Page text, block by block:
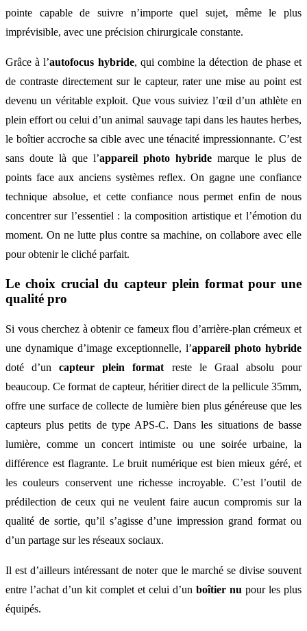
pointe capable de suivre n’importe quel sujet, même le plus
imprévisible, avec une précision chirurgicale constante.
Grâce à l’autofocus hybride, qui combine la détection de phase et
de contraste directement sur le capteur, rater une mise au point est
devenu un véritable exploit. Que vous suiviez l’œil d’un athlète en
plein effort ou celui d’un animal sauvage tapi dans les hautes herbes,
le boîtier accroche sa cible avec une ténacité impressionnante. C’est
sans doute là que l’appareil photo hybride marque le plus de
points face aux anciens systèmes reflex. On gagne une confiance
technique absolue, et cette confiance nous permet enfin de nous
concentrer sur l’essentiel : la composition artistique et l’émotion du
moment. On ne lutte plus contre sa machine, on collabore avec elle
pour obtenir le cliché parfait.
Le choix crucial du capteur plein format pour une
qualité pro
Si vous cherchez à obtenir ce fameux flou d’arrière-plan crémeux et
une dynamique d’image exceptionnelle, l’appareil photo hybride
doté d’uncapteur plein format reste le Graal absolu pour
beaucoup. Ce format de capteur, héritier direct de la pellicule 35mm,
offre une surface de collecte de lumière bien plus généreuse que les
capteurs plus petits de type APS-C. Dans les situations de basse
lumière, comme un concert intimiste ou une soirée urbaine, la
différence est flagrante. Le bruit numérique est bien mieux géré, et
les couleurs conservent une richesse incroyable. C’est l’outil de
prédilection de ceux qui ne veulent faire aucun compromis sur la
qualité de sortie, qu’il s’agisse d’une impression grand format ou
d’un partage sur les réseaux sociaux.
Il est d’ailleurs intéressant de noter que le marché se divise souvent
entre l’achat d’un kit complet et celui d’un boîtier nu pour les plus
équipés.